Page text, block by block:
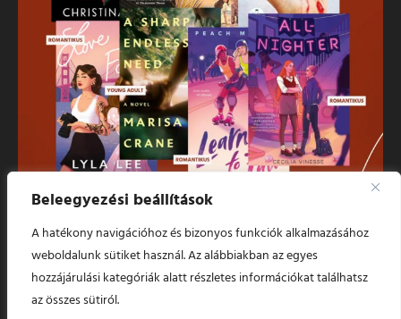
Beleegyezési beállítások
A hatékony navigációhoz és bizonyos funkciók alkalmazásához
weboldalunk sütiket használ. Az alábbiakban az egyes
hozzájárulási kategóriák alatt részletes információkat találhatsz
az összes sütiról.
Több betöltés
© 2024 Szapphó Sorai. Minden jog fenntartva.